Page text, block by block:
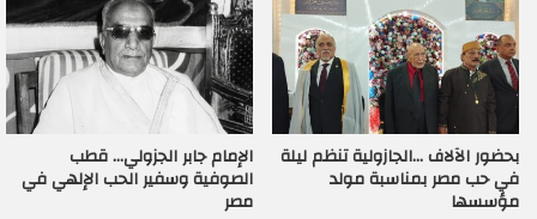
بحضور الآلاف …الجازولية تنظم ليلة
في حب مصر بمناسبة مولد
مؤسسها
الإمام جابر الجزولي… قطب
الصوفية وسفير الحب الإلهي في
مصر